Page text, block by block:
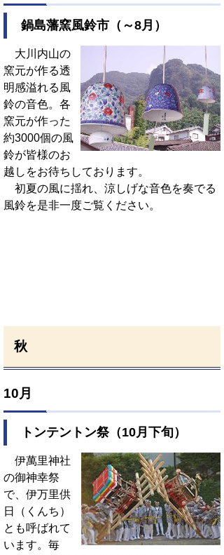
鍋島藩窯風鈴市（～8月）
大川内山の
窯元が作る透
明感溢れる風
鈴の音色。各
窯元が作った
約3000個の風
鈴が皆様のお
越しをお待ちしております。
初夏の風に揺れ、涼しげな音色を奏でる
風鈴を是非一度ご覧ください。
秋
10月
トンテントン祭（10月下旬）
伊萬里神社
の御神幸祭
で、伊万里供
日（くんち）
とも呼ばれて
います。毎